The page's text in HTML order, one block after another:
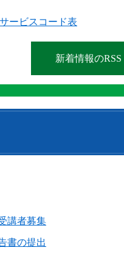
ービスコード表
新着情報のRSS
講者募集
書の提出